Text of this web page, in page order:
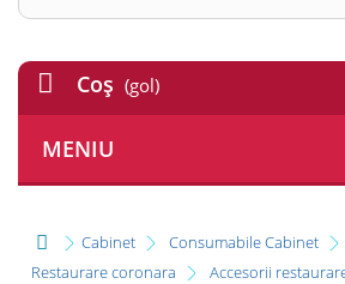
Coş (gol)
MENIU
Cabinet
Consumabile Cabinet
Restaurare coronara
Accesorii